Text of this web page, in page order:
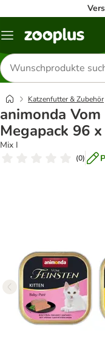
Menü
Produkte
suchen
Katzenfutter & Zubehör
animonda
Megapack 96
Mix I
(0)